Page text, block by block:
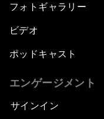
フォトギャラリー
ビデオ
ポッドキャスト
エンゲージメント
サインイン